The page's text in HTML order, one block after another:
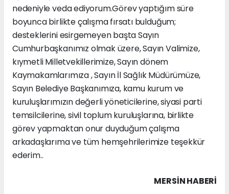
nedeniyle veda ediyorum.Görev yaptığım süre
boyunca birlikte çalışma fırsatı bulduğum;
desteklerini esirgemeyen başta Sayın
Cumhurbaşkanımız olmak üzere, Sayın Valimize,
kıymetli Milletvekillerimize, Sayın dönem
Kaymakamlarımıza , Sayın İl Sağlık Müdürümüze,
Sayın Belediye Başkanımıza, kamu kurum ve
kuruluşlarımızın değerli yöneticilerine, siyasi parti
temsilcilerine, sivil toplum kuruluşlarına, birlikte
görev yapmaktan onur duyduğum çalışma
arkadaşlarıma ve tüm hemşehrilerimize teşekkür
ederim..
MERSIN HABERİ